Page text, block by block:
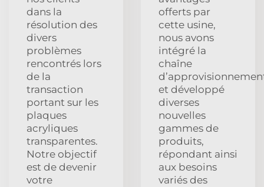
dans la
résolution des
divers
problèmes
rencontrés lors
de la
transaction
portant sur les
plaques
acryliques
transparentes.
Notre objectif
est de devenir
votre
offerts par
cette usine,
nous avons
intégré la
chaîne
et développé
diverses
nouvelles
gammes de
produits,
répondant ainsi
aux besoins
variés des